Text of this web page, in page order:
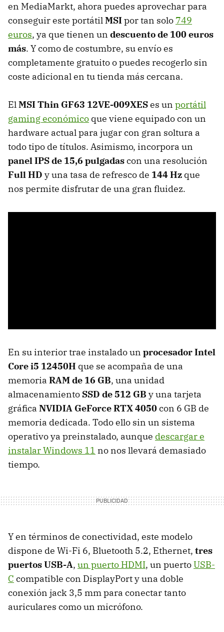
en MediaMarkt, ahora puedes aprovechar para
conseguir este portátilMSIpor tan solo 749
euros, ya que tienen un descuento de 100 euros
más. Y como de costumbre, su envío es
completamente gratuito o puedes recogerlo sin
coste adicional en tu tienda más cercana.
ElMSI Thin GF63 12VE-009XESes un portátil
gaming económico que viene equipado con un
hardware actual para jugar con gran soltura a
todo tipo de títulos. Asimismo, incorpora un
panel IPS de 15,6 pulgadascon una resolución
Full HD y una tasa de refresco de 144 Hz que
nos permite disfrutar de una gran fluidez.
En su interior trae instalado un procesador Intel
Core i5 12450H que se acompaña de una
memoria RAM de 16 GB, una unidad
almacenamiento SSD de 512 GB y una tarjeta
gráfica NVIDIA GeForce RTX 4050con 6 GB de
memoria dedicada. Todo ello sin un sistema
operativo ya preinstalado, aunque descargar e
instalar Windows 11 no nos llevará demasiado
tiempo.
Y en términos de conectividad, este modelo
dispone de Wi-Fi 6, Bluetooth 5.2, Ethernet, tres
puertosUSB-A, un puerto HDMI, un puertoUSB-
C compatible con DisplayPort y una doble
conexión jack 3,5 mm para conectar tanto
auriculares como un micrófono.